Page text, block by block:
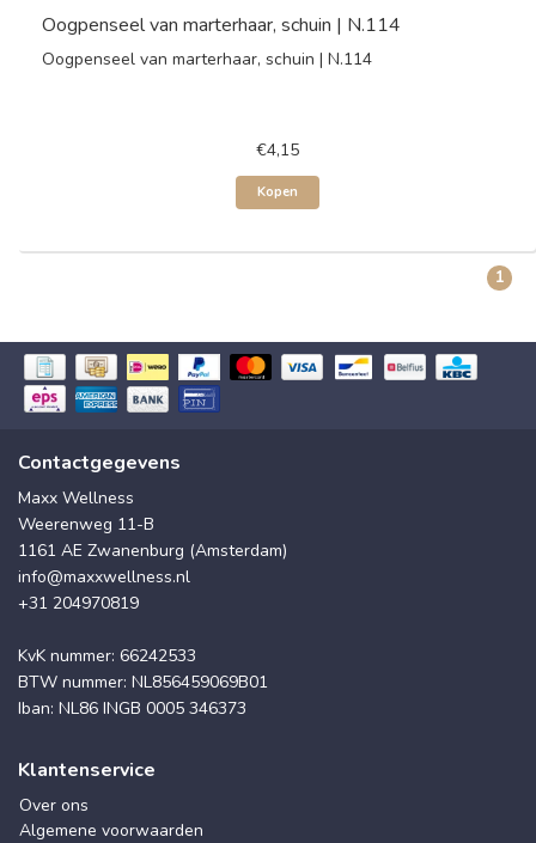
Oogpenseel van marterhaar, schuin | N.114
Oogpenseel van marterhaar, schuin | N.114
€4,15
Kopen
1
Contactgegevens
Maxx Wellness
Weerenweg 11-B
1161 AE Zwanenburg (Amsterdam)
info@maxxwellness.nl
+31 204970819
KvK nummer: 66242533
BTW nummer: NL856459069B01
Iban: NL86 INGB 0005 346373
Klantenservice
Over ons
Algemene voorwaarden